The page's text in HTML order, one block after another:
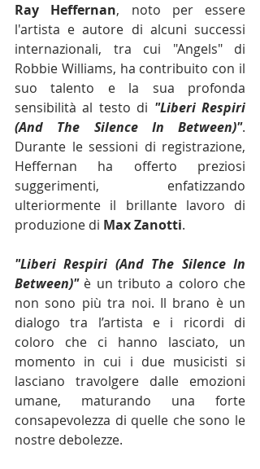
Ray Heffernan, noto per essere
l'artista e autore di alcuni successi
internazionali, tra cui "Angels" di
Robbie Williams, ha contribuito con il
suo talento e la sua profonda
sensibilità al testo di "Liberi Respiri
(And The Silence In Between)".
Durante le sessioni di registrazione,
Heffernan ha offerto preziosi
suggerimenti, enfatizzando
ulteriormente il brillante lavoro di
produzione di Max Zanotti.
"Liberi Respiri (And The Silence In
Between)" è un tributo a coloro che
non sono più tra noi. Il brano è un
dialogo tra l’artista e i ricordi di
coloro che ci hanno lasciato, un
momento in cui i due musicisti si
lasciano travolgere dalle emozioni
umane, maturando una forte
consapevolezza di quelle che sono le
nostre debolezze.